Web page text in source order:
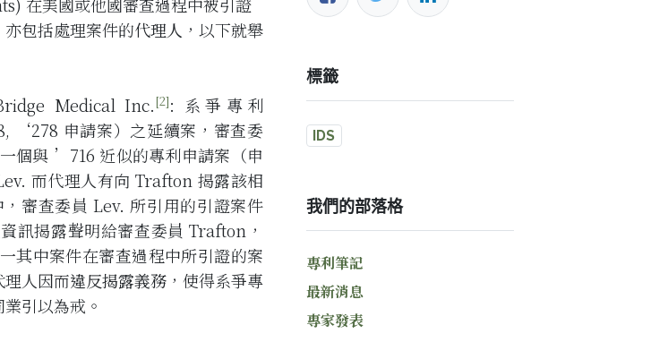
亦包括處理案件的代理人 ，以下就舉
Medical Inc. [2]: 系爭專利
‘278 申請案）之延續案，審查委
個與 ’716 近似的專利申請案（申
而代理人有向 Trafton 揭露該相
審查委員 Lev. 所引用的引證案件
訊揭露聲明給審查委員 Trafton，
其中案件在審查過程中所引證的案
人因而違反揭露義務 ，使得系爭專
業引以為戒。
標籤
IDS
我們的部落格
專利筆記
最新消息
專家發表